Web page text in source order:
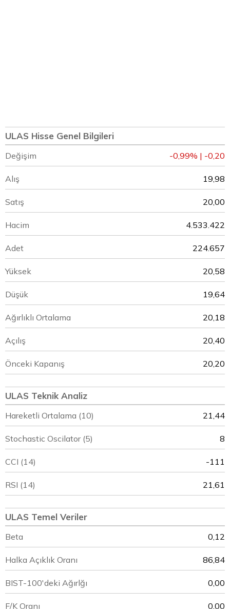
ULAS Hisse Genel Bilgileri
Değişim -0,99% | -0,20
Alış 19,98
Satış 20,00
Hacim 4.533.422
Adet 224.657
Yüksek 20,58
Düşük 19,64
Ağırlıklı Ortalama 20,18
Açılış 20,40
Önceki Kapanış 20,20
ULAS Teknik Analiz
Hareketli Ortalama (10) 21,44
Stochastic Oscilator (5) 8
CCI (14) -111
RSI (14) 21,61
ULAS Temel Veriler
Beta 0,12
Halka Açıklık Oranı 86,84
BIST-100'deki Ağırlğı 0,00
F/K Oranı 0,00